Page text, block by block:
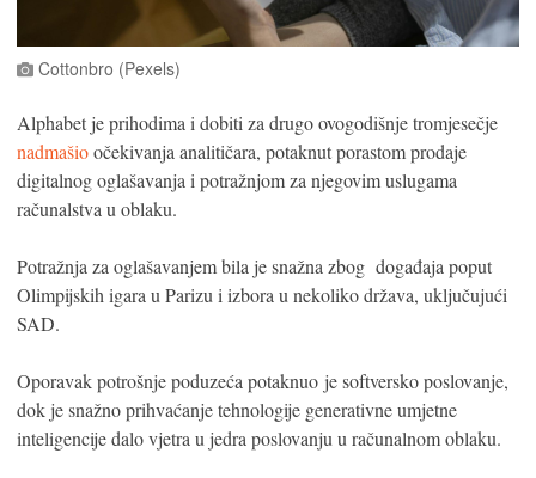
Cottonbro (Pexels)
Alphabet je prihodima i dobiti za drugo ovogodišnje tromjesečje
nadmašioočekivanja analitičara, potaknut porastom prodaje
digitalnog oglašavanja i potražnjom za njegovim uslugama
računalstva u oblaku.
Potražnja za oglašavanjem bila je snažna zbog događaja poput
Olimpijskih igara u Parizu i izbora u nekoliko država, uključujući
SAD.
Oporavak potrošnje poduzeća potaknuo je softversko poslovanje,
dok je snažno prihvaćanje tehnologije generativne umjetne
inteligencije dalo vjetra u jedra poslovanju u računalnom oblaku.